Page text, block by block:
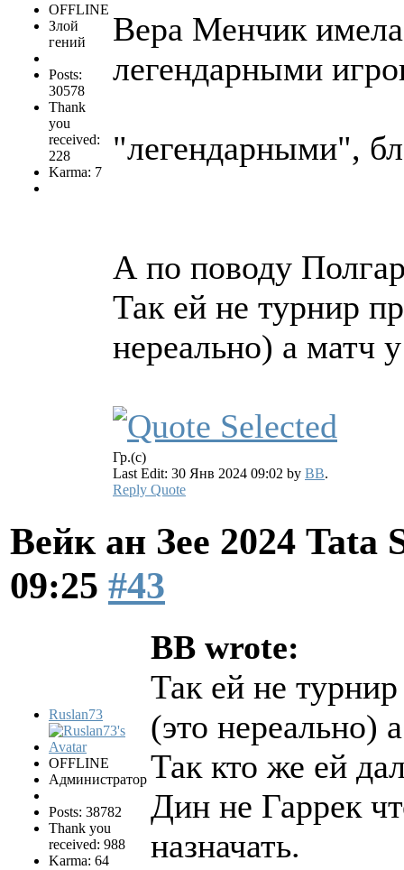
OFFLINE
Злой
гений
Posts:
30578
Thank
you
received:
228
Karma: 7
Вера Менчик
легендарными
"легендарными",
А по поводу
Так ей не турнир
нереально) а матч
Гр.(с)
Last Edit: 30 Янв 2024 09:02 by BB.
Reply Quote
Вейк ан Зее 2024 Tata
09:25 #43
Ruslan73
OFFLINE
Администратор
Posts: 38782
Thank you
received: 988
Karma: 64
BB wrote:
Так ей не
(это нереально)
Так кто же ей
Дин не Гаррек
назначать.